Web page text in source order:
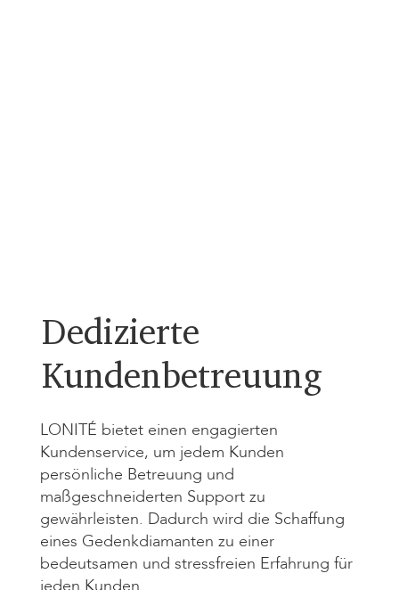
Dedizierte
Kundenbetreuung
LONITÉ bietet einen engagierten
Kundenservice, um jedem Kunden
persönliche Betreuung und
maßgeschneiderten Support zu
gewährleisten. Dadurch wird die Schaffung
eines Gedenkdiamanten zu einer
bedeutsamen und stressfreien Erfahrung für